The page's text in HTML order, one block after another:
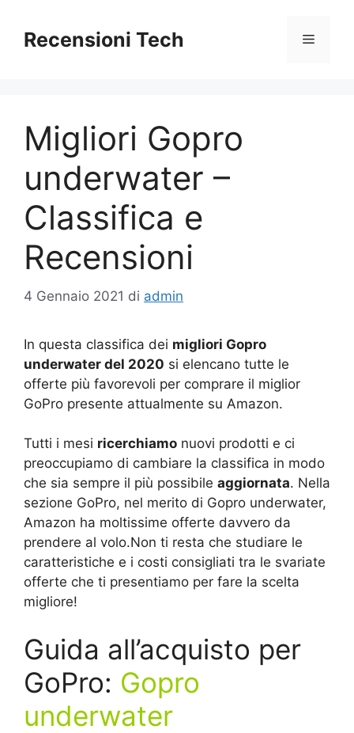
contenuto
Recensioni Tech Menu
Migliori Gopro
underwater –
Classifica e
Recensioni
4 Gennaio 2021 di admin
In questa classifica dei migliori Gopro
underwater del 2020 si elencano tutte le
offerte più favorevoli per comprare il miglior
GoPro presente attualmente su Amazon.
Tutti i mesi ricerchiamo nuovi prodotti e ci
preoccupiamo di cambiare la classifica in modo
che sia sempre il più possibile aggiornata. Nella
sezione GoPro, nel merito di Gopro underwater,
Amazon ha moltissime offerte davvero da
prendere al volo.Non ti resta che studiare le
caratteristiche e i costi consigliati tra le svariate
offerte che ti presentiamo per fare la scelta
migliore!
Guida all’acquisto per
GoPro: Gopro
underwater